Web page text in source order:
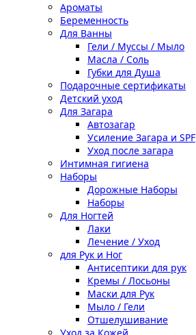
Ароматы
Беременность
Для Ванны
Гели / Муссы / Мыло
Масла / Соль
Губки для Душа
Подарочные сертификаты
Детский уход
Для Загара
Автозагар
Усиление Загара и SPF
Уход после загара
Интимная гигиена
Наборы
Дорожные Наборы
Наборы
Для Ногтей
Лаки
Лечение / Уход
для Рук и Ног
Антисептики для рук
Кремы / Лосьоны
Маски для Рук
Мыло / Гели
Отшелушивание